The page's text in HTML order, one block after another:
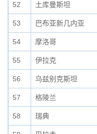
52 土库曼斯坦
53 巴布亚新几内亚
54 摩洛哥
55 伊拉克
56 乌兹别克斯坦
57 格陵兰
58 瑞典